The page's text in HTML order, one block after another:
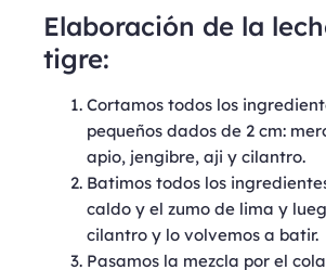
Elaboración de la
tigre:
Cortamos todos los
pequeños dados de 2 cm:
apio, jengibre, aji y cilantro.
Batimos todos los
caldo y el zumo de lima y
cilantro y lo volvemos a batir.
Pasamos la mezcla por el